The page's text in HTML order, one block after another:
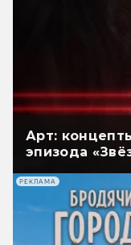
Арт:
эпизода
РЕКЛАМА